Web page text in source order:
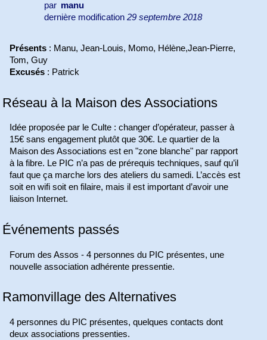
par manu
dernière modification 29 septembre 2018
Présents : Manu, Jean-Louis, Momo, Hélène,Jean-Pierre,
Tom, Guy
Excusés : Patrick
Réseau à la Maison des Associations
Idée proposée par le Culte : changer d’opérateur, passer à
15€ sans engagement plutôt que 30€. Le quartier de la
Maison des Associations est en "zone blanche" par rapport
à la fibre. Le PIC n’a pas de prérequis techniques, sauf qu’il
faut que ça marche lors des ateliers du samedi. L’accès est
soit en wifi soit en filaire, mais il est important d’avoir une
liaison Internet.
Événements passés
Forum des Assos - 4 personnes du PIC présentes, une
nouvelle association adhérente pressentie.
Ramonvillage des Alternatives
4 personnes du PIC présentes, quelques contacts dont
deux associations pressenties.